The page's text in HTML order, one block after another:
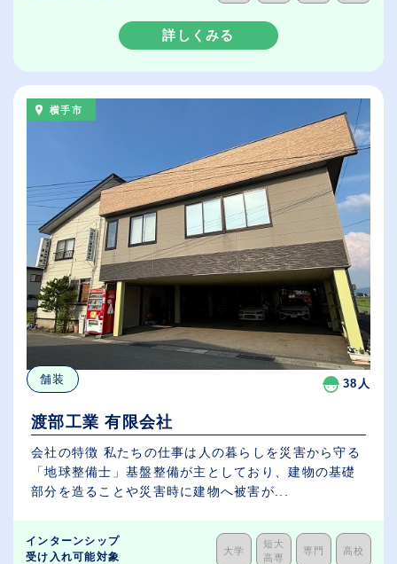
詳しくみる
横手市
舗装 38人
渡部工業 有限会社
会社の特徴 私たちの仕事は人の暮らしを災害から守る
「地球整備士」基盤整備が主としており、建物の基礎
部分を造ることや災害時に建物へ被害が...
インターンシップ
受け入れ可能対象
大学
短大
高専
専門 高校